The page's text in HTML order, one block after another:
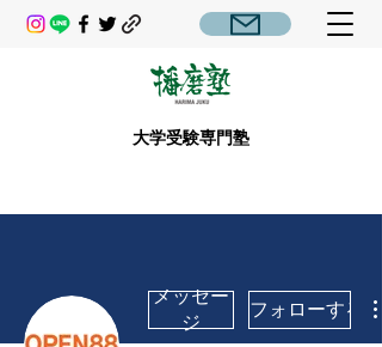
大学受験専門塾
メッセー
ジ
フォローする